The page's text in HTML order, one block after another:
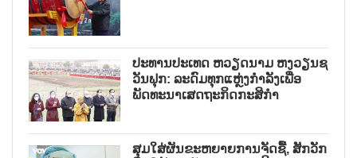
ປະທານປະເທດ ຫວຽດນາມ ຫງວຽນຊ
ວັນຟຸກ: ລະດົມທຸກແຫຼ່ງກຳລັງເພື່ອ
ພັດທະນາເສດຖະກິດກະສິກຳ
ສຸມໃສ່ຜັນຂະຫຍາຍການຈັດຊື້, ສັກວັກ